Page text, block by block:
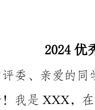
尊敬的评委、亲爱的同学们：